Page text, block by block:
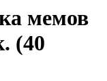
мемов
(40